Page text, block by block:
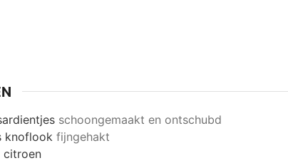
schoongemaakt en ontschubd
knoflook fijngehakt
citroen